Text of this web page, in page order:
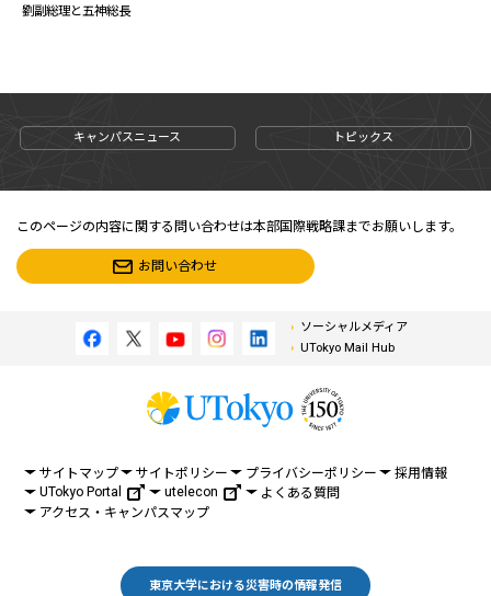
劉副総理と五神総長
キャンパスニュース トピックス
このページの内容に関する問い合わせは本部国際戦略課までお願いします。
お問い合わせ
ソーシャルメディア
UTokyo Mail Hub
サイトマップ サイトポリシー プライバシーポリシー
採用情報
UTokyo Portal
utelecon
よくある質問
アクセス・キャンパスマップ
東京大学における災害時の情報発信